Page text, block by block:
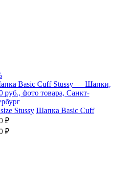
Stussy Шапка Basic Cuff
₽
₽